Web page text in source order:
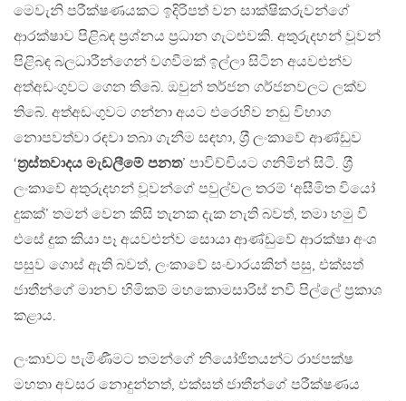
මෙවැනි පරීක්ෂණයකට ඉදිරිපත් වන සාක්ෂිකරුවන්ගේ
ආරක්ෂාව පිළිබඳ ප‍්‍රශ්නය ප‍්‍රධාන ගැටළුවකි. අතුරුදහන් වූවන්
පිළිබඳ බලධාරීන්ගෙන් වගවීමක් ඉල්ලා සිටින අයවළුන්ව
අත්අඩංගුවට ගෙන තිබේ. ඔවුන් තර්ජන ගර්ජනවලට ලක්ව
තිබේ. අත්අඩංගුවට ගන්නා අයට එරෙහිව නඩු විභාග
නොපවත්වා රඳවා තබා ගැනීම සඳහා, ශ‍්‍රී ලංකාවේ ආණ්ඩුව
‘ත‍්‍රස්තවාදය මැඩලීමේ පනත’ පාවිච්චියට ගනිමින් සිටී. ශ‍්‍රී
ලංකාවේ අතුරුදහන් වූවන්ගේ පවුල්වල තරම් ‘අසීමිත වියෝ
දුකක්’ තමන් වෙන කිසි තැනක දැක නැති බවත්, තමා හමු වී
එසේ දුක කියා පෑ අයවළුන්ව සොයා ආණ්ඩුවේ ආරක්ෂා අංශ
පසුව ගොස් ඇති බවත්, ලංකාවේ සංචාරයකින් පසු, එක්සත්
ජාතීන්ගේ මානව හිමිකම් මහකොමසාරිස් නවී පිල්ලේ ප‍්‍රකාශ
කළාය.
ලංකාවට පැමිණීමට තමන්ගේ නියෝජිතයන්ට රාජපක්ෂ
මහතා අවසර නොදුන්නත්, එක්සත් ජාතීන්ගේ පරීක්ෂණය